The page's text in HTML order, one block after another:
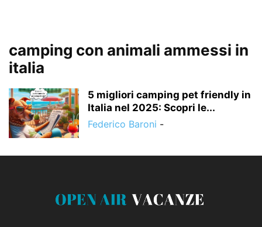
camping con animali ammessi in
italia
5 migliori camping pet friendly in
Italia nel 2025: Scopri le...
Federico Baroni -